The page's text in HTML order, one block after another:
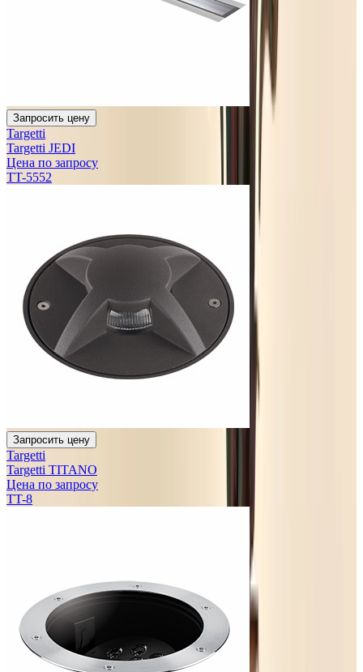
Запросить цену
Targetti
Targetti JEDI
Цена по запросу
TT-5552
Запросить цену
Targetti
Targetti TITANO
Цена по запросу
TT-8